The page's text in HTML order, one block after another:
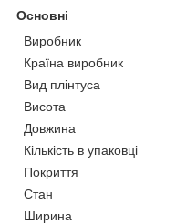
Основні
Виробник
Країна виробник
Вид плінтуса
Висота
Довжина
Кількість в упаковці
Покриття
Стан
Ширина